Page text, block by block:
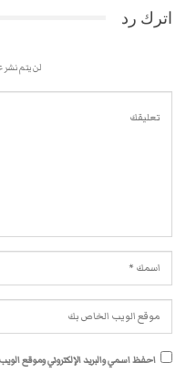
اترك رد
لن يتم نشر
احفظ اسمي والبريد الإلكتروني وموقع